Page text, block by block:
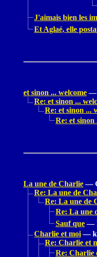
J'aimais bien les
Et Aglaé, elle
et sinon ... welcome —
Re: et sinon ...
Re: et sinon ...
Re: et sinon
La une de Charlie —
Re: La une de
Re: La une de
Re: La une
Sauf que —
Charlie et moi —
Re: Charlie et
Re: Charlie